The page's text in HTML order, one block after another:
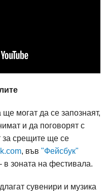
могат да се запознаят,
и да поговорят с
за срещите ще се
, във "Фейсбук"
в зоната на фестивала.
сувенири и музика